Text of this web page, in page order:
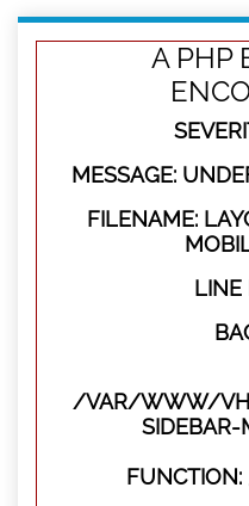
A PHP
MESSAGE:
FILENAME:
LINE
/VAR/WWW/
SIDEBAR-
FUNCTION: